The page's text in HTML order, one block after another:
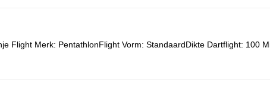
Flight Merk: PentathlonFlight Vorm: StandaardDikte Dartflight: 100